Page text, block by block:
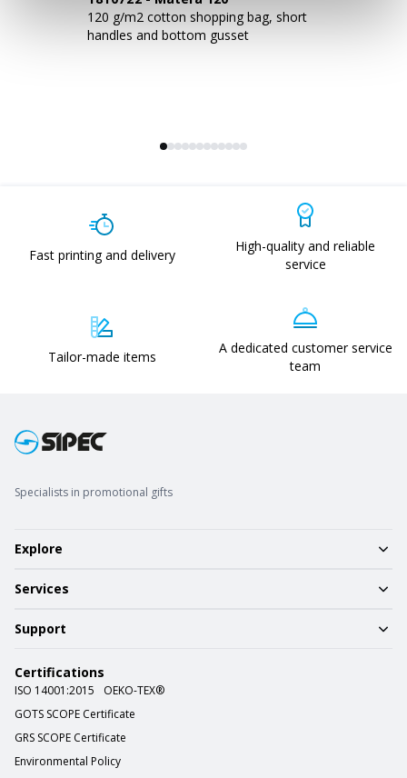
120 g/m2 cotton shopping bag, short
handles and bottom gusset
Fast printing and delivery
High-quality and reliable
service
Tailor-made items
A dedicated customer service
team
Specialists in promotional gifts
Explore
Services
Support
Certifications
ISO 14001:2015
OEKO-TEX®
GOTS SCOPE Certificate
GRS SCOPE Certificate
Environmental Policy